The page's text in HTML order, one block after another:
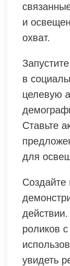
и
охват.
в
целевую
Ставьте
для
Создайте
действии.
роликов
увидеть